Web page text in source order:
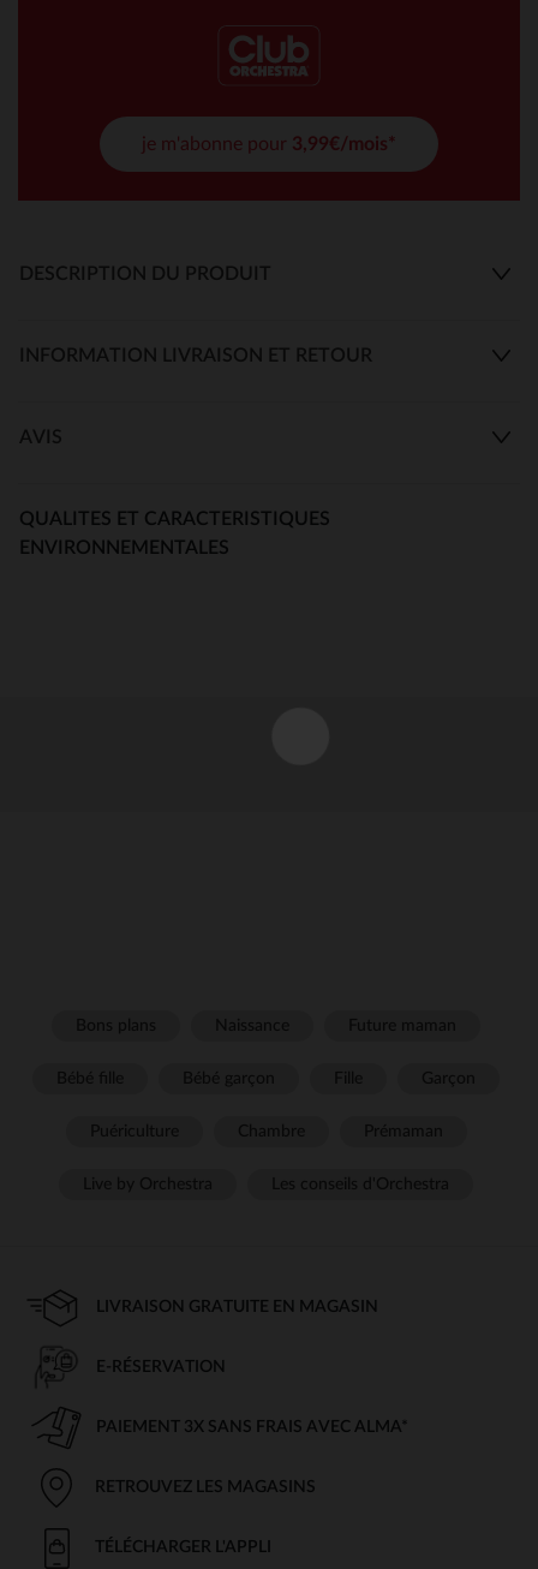
je m'abonne pour 3,99€/mois*
DESCRIPTION DU PRODUIT
INFORMATION LIVRAISON ET RETOUR
AVIS
QUALITES ET CARACTERISTIQUES
ENVIRONNEMENTALES
LIVRAISON GRATUITE EN MAGASIN
E-RÉSERVATION
PAIEMENT 3X SANS FRAIS AVEC ALMA*
RETROUVEZ LES MAGASINS
TÉLÉCHARGER L'APPLI